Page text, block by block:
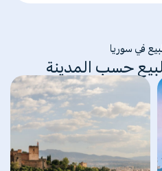
في سوريا
حسب المدينة